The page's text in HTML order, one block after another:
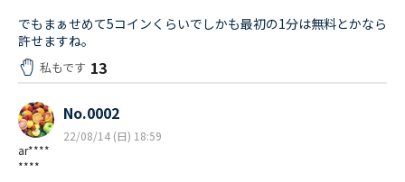
でもまぁせめて5コインくらいでしかも最初の1分は無料とかなら
許せますね。
私もです 13
ar****
****
No.0002
22/08/14 (日) 18:59